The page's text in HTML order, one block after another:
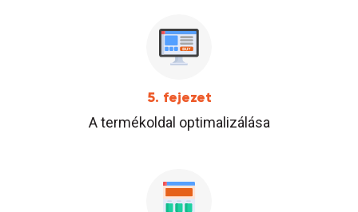
5. fejezet
A termékoldal optimalizálása